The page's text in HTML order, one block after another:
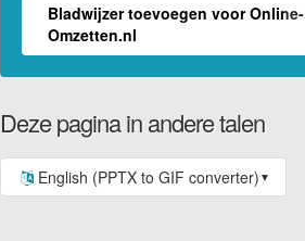
Bladwijzer toevoegen voor Online-
Omzetten.nl
Deze pagina in andere talen
English (PPTX to GIF converter) ▼